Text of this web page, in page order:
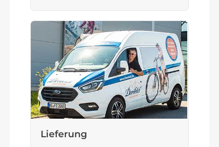
Lieferung